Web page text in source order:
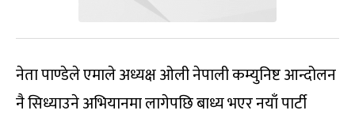
नेता पाण्डेले एमाले अध्यक्ष ओली नेपाली कम्युनिष्ट आन्दोलन
नै सिध्याउने अभियानमा लागेपछि बाध्य भएर नयाँ पार्टी